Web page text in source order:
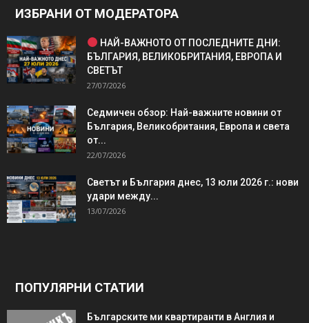
ИЗБРАНИ ОТ МОДЕРАТОРА
НАЙ-ВАЖНОТО ОТ ПОСЛЕДНИТЕ ДНИ:
БЪЛГАРИЯ, ВЕЛИКОБРИТАНИЯ, ЕВРОПА И
СВЕТЪТ
27/07/2026
Седмичен обзор: Най-важните новини от
България, Великобритания, Европа и света
от...
22/07/2026
Светът и България днес, 13 юли 2026 г.: нови
удари между...
13/07/2026
ПОПУЛЯРНИ СТАТИИ
Българските ми квартиранти в Англия и